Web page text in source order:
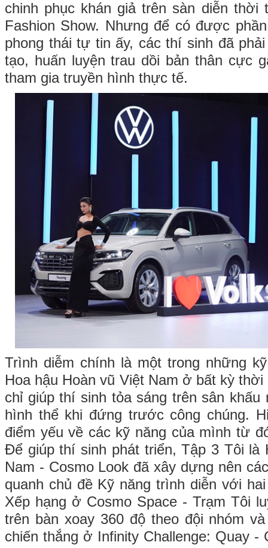
chinh phục khán giả trên sàn diễn thời
Fashion Show. Nhưng để có được
phong thái tự tin ấy, các thí sinh đã
tạo, huấn luyện trau dồi bản thân cực
tham gia truyền hình thực tế.
Trình diễm chính là một trong những
Hoa hậu Hoàn vũ Việt Nam ở bất kỳ
chỉ giúp thí sinh tỏa sáng trên sân
hình thể khi đứng trước công chúng.
điểm yếu về các kỹ năng của mình từ
Để giúp thí sinh phát triển, Tập 3 Tôi là
Nam - Cosmo Look đã xây dựng nên
quanh chủ đề Kỹ năng trình diễn với
Xếp hạng ở Cosmo Space - Trạm Tôi
trên bàn xoay 360 độ theo đội nhóm
chiến thắng ở Infinity Challenge: Quay -